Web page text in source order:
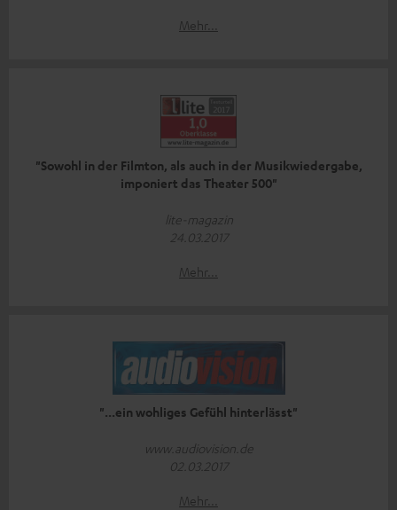
Mehr...
"Sowohl in der Filmton, als auch in der Musikwiedergabe,
imponiert das Theater 500"
lite-magazin
24.03.2017
Mehr...
"...ein wohliges Gefühl hinterlässt"
www.audiovision.de
02.03.2017
Mehr...